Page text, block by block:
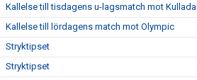
Kallelse till tisdagens u-lagsmatch mot Kulladal
Kallelse till lördagens match mot Olympic
Stryktipset
Stryktipset